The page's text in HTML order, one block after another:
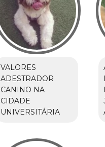
VALORES
ADESTRADOR
CANINO NA
CIDADE
UNIVERSITÁRIA